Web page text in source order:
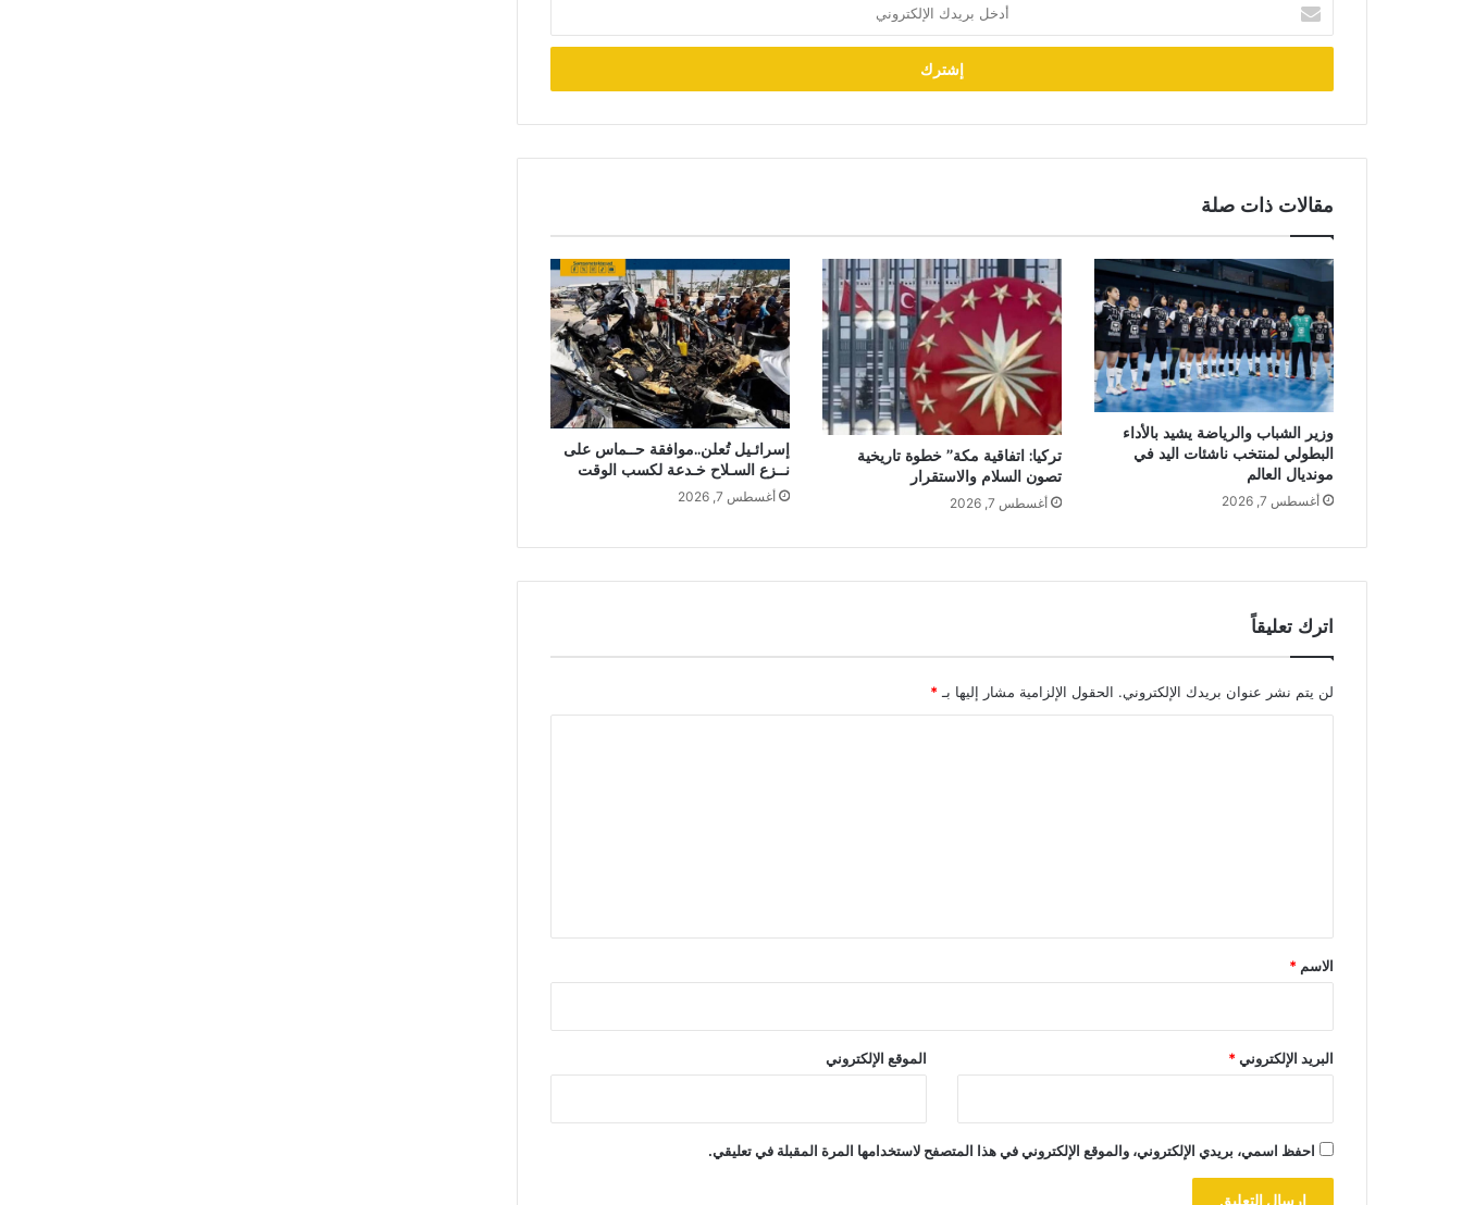
بريدك
الإلكتروني
مقالات ذات صلة
وزير الشباب والرياضة يشيد بالأداء
البطولي لمنتخب ناشئات اليد في
مونديال العالم
أغسطس 7, 2026
تركيا: اتفاقية مكة” خطوة تاريخية
تصون السلام والاستقرار
أغسطس 7, 2026
إسرائـيل تُعلن..موافقة حــماس على
نــزع السـلاح خـدعة لكسب الوقت
أغسطس 7, 2026
اترك تعليقاً
لن يتم نشر عنوان بريدك الإلكتروني. الحقول الإلزامية مشار إليها بـ *
*
الاسم *
البريد الإلكتروني* الموقع الإلكتروني
احفظ اسمي، بريدي الإلكتروني، والموقع الإلكتروني في هذا المتصفح لاستخدامها المرة المقبلة في تعليقي.